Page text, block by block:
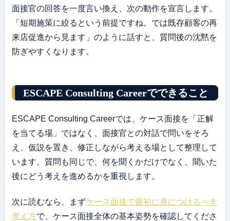
面接官の回答を一度言い換え、次の動作を宣言します。
「短期施策に絞るという前提ですね。では既存顧客の再
来店促進から見ます」のように話すと、質問後の沈黙を
防ぎやすくなります。
ESCAPE Consulting Careerでできること
ESCAPE Consulting Careerでは、ケース面接を「正解
を当てる場」ではなく、面接官との対話で問いをそろ
え、仮説を置き、修正しながら考える場として整理して
います。質問も同じで、何を聞くかだけでなく、聞いた
後にどう考えを進めるかを重視します。
次に読むなら、まずケース面接で最初に身につけるべき
考え方で、ケース面接全体の基本姿勢を確認してくださ